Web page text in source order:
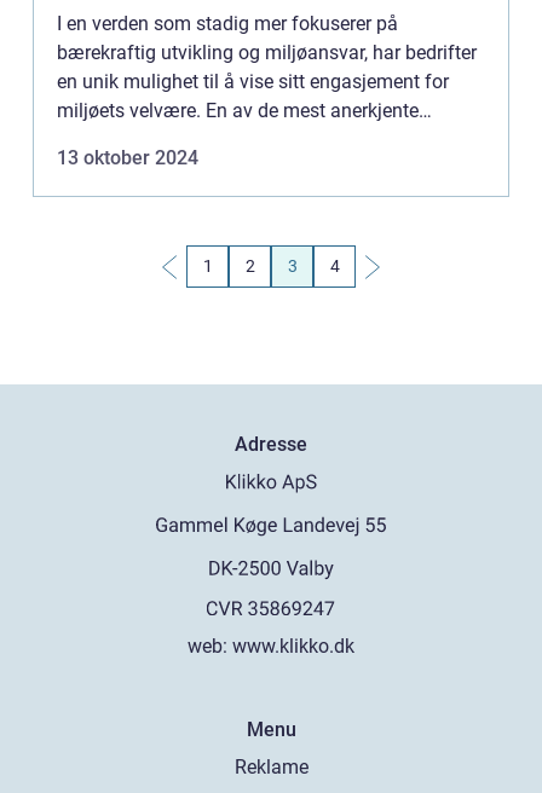
I en verden som stadig mer fokuserer på
bærekraftig utvikling og miljøansvar, har bedrifter
en unik mulighet til å vise sitt engasjement for
miljøets velvære. En av de mest anerkjente
13 oktober 2024
1 2 3 4
Adresse
web: www.klikko.dk
Menu
Reklame